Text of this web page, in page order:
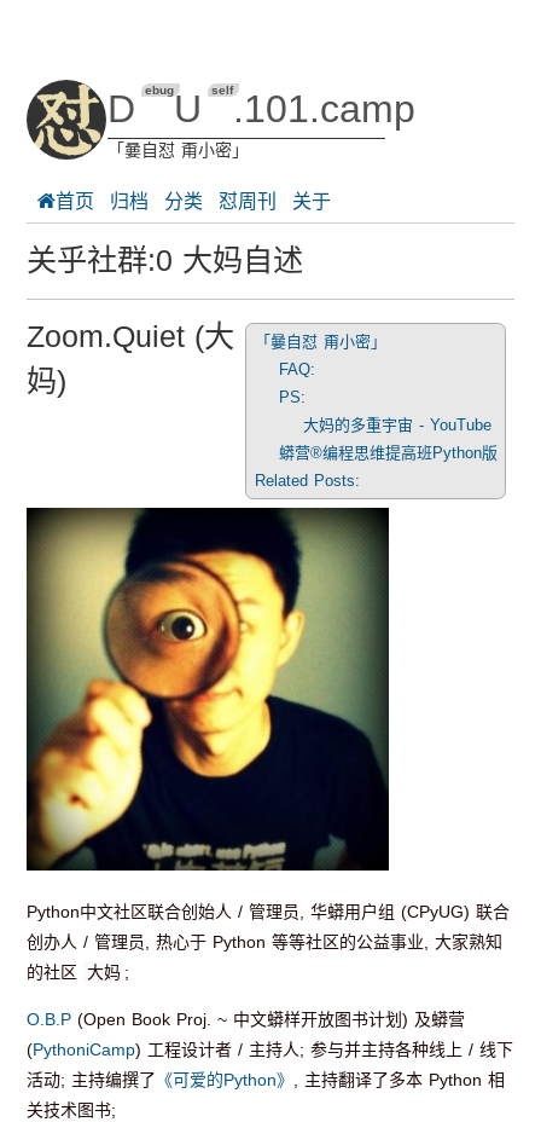
D ebugU self.101.camp
「嘦自怼 甭小密」
首页 归档 分类 怼周刊 关于
关乎社群:0 大妈自述
「嘦自怼 甭小密」
FAQ:
PS:
大妈的多重宇宙 - YouTube
蟒营®编程思维提高班Python版
Related Posts:
Zoom.Quiet (大
妈)
Python中文社区联合创始人 / 管理员, 华蟒用户组 (CPyUG) 联合
创办人 / 管理员, 热心于 Python 等等社区的公益事业, 大家熟知
的社区 大妈 ;
O.B.P (Open Book Proj. ~ 中文蟒样开放图书计划) 及蟒营
(PythoniCamp) 工程设计者 / 主持人; 参与并主持各种线上 / 线下
活动; 主持编撰了 《可爱的Python》
, 主持翻译了多本 Python 相
关技术图书;